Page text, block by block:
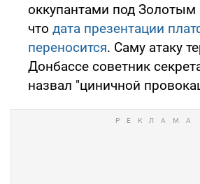
оккупантами под Золотым
что дата презентации
переносится. Саму атаку
Донбассе советник
назвал "циничной